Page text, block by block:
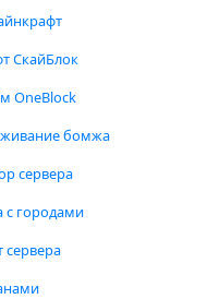
СкайБлок
OneBlock
бомжа
сервера
с городами